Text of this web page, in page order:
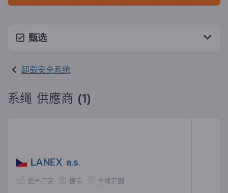
甄选
卸载安全系统
系绳 供應商 (1)
LANEX a.s.
生产厂家 捷克 全球范围